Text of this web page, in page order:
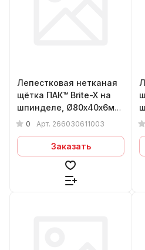
Лепестковая нетканая
щётка ПАК™ Brite-X на
шпинделе, Ø80х40х6мм,
Medium
0 Арт. 266030611003
Заказать